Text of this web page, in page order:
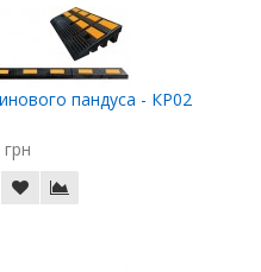
пандуса - КР02